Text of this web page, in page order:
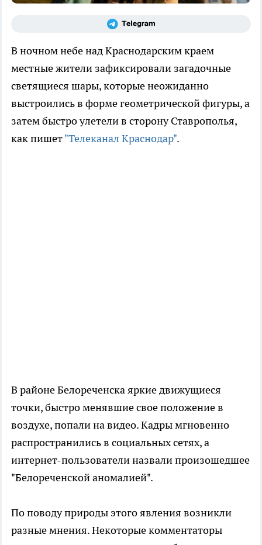
В ночном небе над Краснодарским краем
местные жители зафиксировали загадочные
светящиеся шары, которые неожиданно
выстроились в форме геометрической фигуры, а
затем быстро улетели в сторону Ставрополья,
как пишет"Телеканал Краснодар".
В районе Белореченска яркие движущиеся
точки, быстро менявшие свое положение в
воздухе, попали на видео. Кадры мгновенно
распространились в социальных сетях, а
интернет-пользователи назвали произошедшее
"Белореченской аномалией".
По поводу природы этого явления возникли
разные мнения. Некоторые комментаторы